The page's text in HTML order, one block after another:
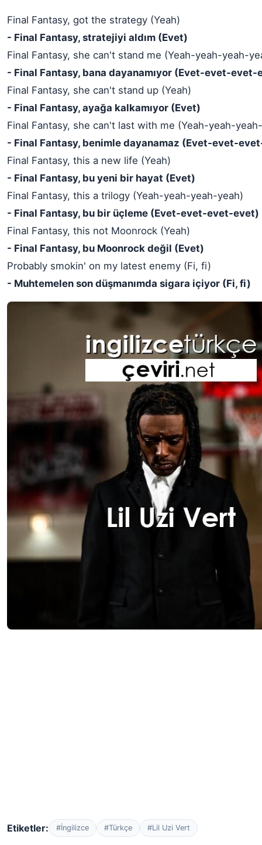
Final Fantasy, got the strategy (Yeah)
- Final Fantasy, stratejiyi aldım (Evet)
Final Fantasy, she can't stand me (Yeah-yeah-yeah-
- Final Fantasy, bana dayanamıyor (Evet-evet-evet-
Final Fantasy, she can't stand up (Yeah)
- Final Fantasy, ayağa kalkamıyor (Evet)
Final Fantasy, she can't last with me (Yeah-yeah-
- Final Fantasy, benimle dayanamaz (Evet-evet-
Final Fantasy, this a new life (Yeah)
- Final Fantasy, bu yeni bir hayat (Evet)
Final Fantasy, this a trilogy (Yeah-yeah-yeah-yeah)
- Final Fantasy, bu bir üçleme (Evet-evet-evet-evet)
Final Fantasy, this not Moonrock (Yeah)
- Final Fantasy, bu Moonrock değil (Evet)
Probably smokin' on my latest enemy (Fi, fi)
- Muhtemelen son düşmanımda sigara içiyor (Fi, fi)
Etiketler: #İngilizce #Türkçe #Lil Uzi Vert